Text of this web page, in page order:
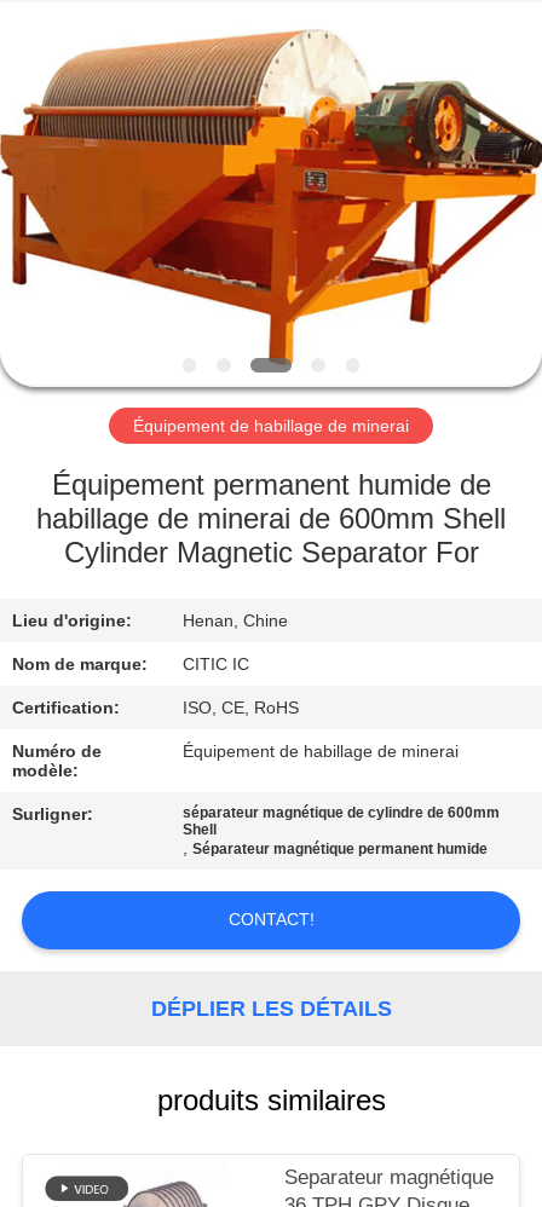
MAISON
PRODUITS
VR
AU
SUJET
NOUS
D'USINE
CONTRÔLE
DE
QUALITÉ
CONTACTEZ-
NOUS
Reserved.
Équipement de habillage de minerai
Équipement permanent humide de
habillage de minerai de 600mm Shell
Cylinder Magnetic Separator For
Lieu d'origine: Henan, Chine
Nom de marque: CITIC IC
Certification: ISO, CE, RoHS
Numéro de
modèle:
Équipement de habillage de minerai
Surligner:
séparateur magnétique de cylindre de 600mm
Shell
,Séparateur magnétique permanent humide
CONTACT!
DÉPLIER LES DÉTAILS
produits similaires
Separateur magnétique